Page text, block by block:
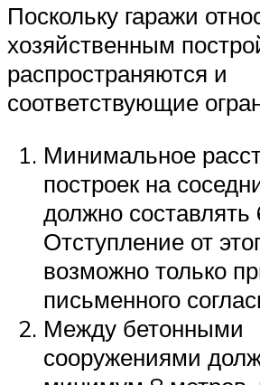
Поскольку гаражи
хозяйственным
распространяются и
соответствующие
Минимальное
построек на
должно составлять
Отступление от
возможно только
письменного
Между бетонными
сооружениями